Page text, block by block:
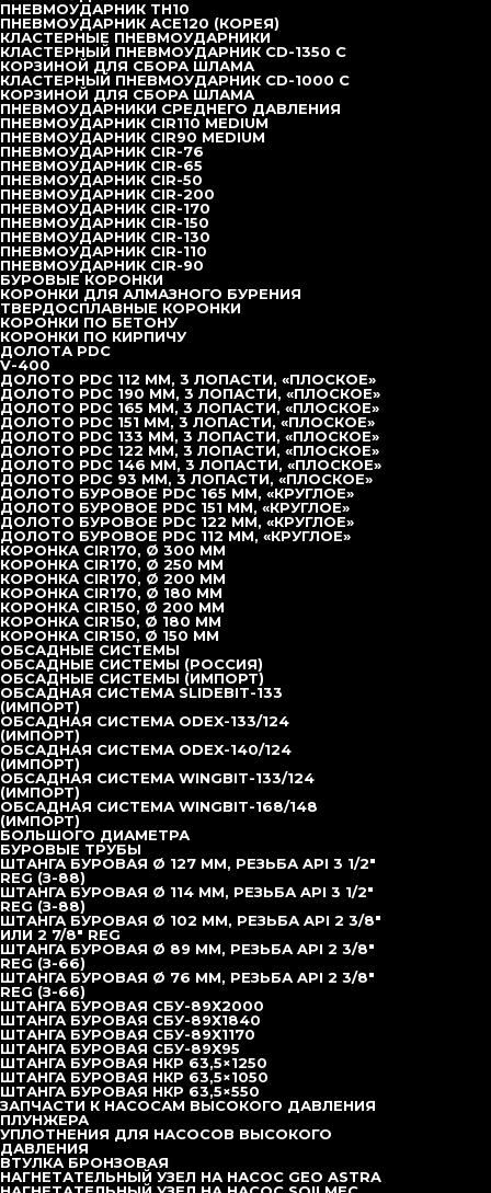
ПНЕВМОУДАРНИК TH10
ПНЕВМОУДАРНИК ACE120 (КОРЕЯ)
КЛАСТЕРНЫЕ ПНЕВМОУДАРНИКИ
КЛАСТЕРНЫЙ ПНЕВМОУДАРНИК CD-1350 С
КОРЗИНОЙ ДЛЯ СБОРА ШЛАМА
КЛАСТЕРНЫЙ ПНЕВМОУДАРНИК CD-1000 С
КОРЗИНОЙ ДЛЯ СБОРА ШЛАМА
ПНЕВМОУДАРНИКИ СРЕДНЕГО ДАВЛЕНИЯ
ПНЕВМОУДАРНИК CIR110 MEDIUM
ПНЕВМОУДАРНИК CIR90 MEDIUM
ПНЕВМОУДАРНИК CIR-76
ПНЕВМОУДАРНИК CIR-65
ПНЕВМОУДАРНИК CIR-50
ПНЕВМОУДАРНИК CIR-200
ПНЕВМОУДАРНИК CIR-170
ПНЕВМОУДАРНИК CIR-150
ПНЕВМОУДАРНИК CIR-130
ПНЕВМОУДАРНИК CIR-110
ПНЕВМОУДАРНИК CIR-90
БУРОВЫЕ КОРОНКИ
КОРОНКИ ДЛЯ АЛМАЗНОГО БУРЕНИЯ
ТВЕРДОСПЛАВНЫЕ КОРОНКИ
КОРОНКИ ПО БЕТОНУ
КОРОНКИ ПО КИРПИЧУ
ДОЛОТА PDC
V-400
ДОЛОТО PDC 112 ММ, 3 ЛОПАСТИ, «ПЛОСКОЕ»
ДОЛОТО PDC 190 ММ, 3 ЛОПАСТИ, «ПЛОСКОЕ»
ДОЛОТО PDC 165 ММ, 3 ЛОПАСТИ, «ПЛОСКОЕ»
ДОЛОТО PDC 151 ММ, 3 ЛОПАСТИ, «ПЛОСКОЕ»
ДОЛОТО PDC 133 ММ, 3 ЛОПАСТИ, «ПЛОСКОЕ»
ДОЛОТО PDC 122 ММ, 3 ЛОПАСТИ, «ПЛОСКОЕ»
ДОЛОТО PDC 146 ММ, 3 ЛОПАСТИ, «ПЛОСКОЕ»
ДОЛОТО PDC 93 ММ, 3 ЛОПАСТИ, «ПЛОСКОЕ»
ДОЛОТО БУРОВОЕ PDC 165 ММ, «КРУГЛОЕ»
ДОЛОТО БУРОВОЕ PDC 151 ММ, «КРУГЛОЕ»
ДОЛОТО БУРОВОЕ PDC 122 ММ, «КРУГЛОЕ»
ДОЛОТО БУРОВОЕ PDC 112 ММ, «КРУГЛОЕ»
КОРОНКА CIR170, Ø 300 ММ
КОРОНКА CIR170, Ø 250 ММ
КОРОНКА CIR170, Ø 200 ММ
КОРОНКА CIR170, Ø 180 ММ
КОРОНКА CIR150, Ø 200 ММ
КОРОНКА CIR150, Ø 180 ММ
КОРОНКА CIR150, Ø 150 ММ
ОБСАДНЫЕ СИСТЕМЫ
ОБСАДНЫЕ СИСТЕМЫ (РОССИЯ)
ОБСАДНЫЕ СИСТЕМЫ (ИМПОРТ)
ОБСАДНАЯ СИСТЕМА SLIDEBIT-133
(ИМПОРТ)
ОБСАДНАЯ СИСТЕМА ODEX-133/124
(ИМПОРТ)
ОБСАДНАЯ СИСТЕМА ODEX-140/124
(ИМПОРТ)
ОБСАДНАЯ СИСТЕМА WINGBIT-133/124
(ИМПОРТ)
ОБСАДНАЯ СИСТЕМА WINGBIT-168/148
(ИМПОРТ)
БОЛЬШОГО ДИАМЕТРА
БУРОВЫЕ ТРУБЫ
ШТАНГА БУРОВАЯ Ø 127 ММ, РЕЗЬБА API 3 1/2″
REG (З-88)
ШТАНГА БУРОВАЯ Ø 114 ММ, РЕЗЬБА API 3 1/2″
REG (З-88)
ШТАНГА БУРОВАЯ Ø 102 ММ, РЕЗЬБА API 2 3/8″
ИЛИ 2 7/8″ REG
ШТАНГА БУРОВАЯ Ø 89 ММ, РЕЗЬБА API 2 3/8″
REG (З-66)
ШТАНГА БУРОВАЯ Ø 76 ММ, РЕЗЬБА API 2 3/8″
REG (З-66)
ШТАНГА БУРОВАЯ СБУ-89Х2000
ШТАНГА БУРОВАЯ СБУ-89Х1840
ШТАНГА БУРОВАЯ СБУ-89Х1170
ШТАНГА БУРОВАЯ СБУ-89Х95
ШТАНГА БУРОВАЯ НКР 63,5×1250
ШТАНГА БУРОВАЯ НКР 63,5×1050
ШТАНГА БУРОВАЯ НКР 63,5×550
ЗАПЧАСТИ К НАСОСАМ ВЫСОКОГО ДАВЛЕНИЯ
ПЛУНЖЕРА
УПЛОТНЕНИЯ ДЛЯ НАСОСОВ ВЫСОКОГО
ДАВЛЕНИЯ
ВТУЛКА БРОНЗОВАЯ
НАГНЕТАТЕЛЬНЫЙ УЗЕЛ НА НАСОС GEO ASTRA
Твердосплавные штыри фронтальные (полубаллистика)
- 7 шт, Ø12 мм
Количество продувных отверстий - 2 шт
Длина - 179 мм
Масса - 4,2 кг
Преимущества:
Ресурс коронки на 30-40% выше российских аналогов
Тело коронки выполнено из высококачественной,
износостойкой стали
Штыри изготовлены из твёрдого сплава с улучшенными
характеристиками
Стабильное качество изготовления коронки
Высокое качество запрессовки твёрдосплавных штырей
Хит продаж
КОРОНКА CIR90, Ø 100
ММ
TOPDRILL в Попечительском совете РСБИ
сайт РСБИ
Главная
Каталог
Новости
Доставка
+7 (495) 377-95-95 office@topdrill.pro